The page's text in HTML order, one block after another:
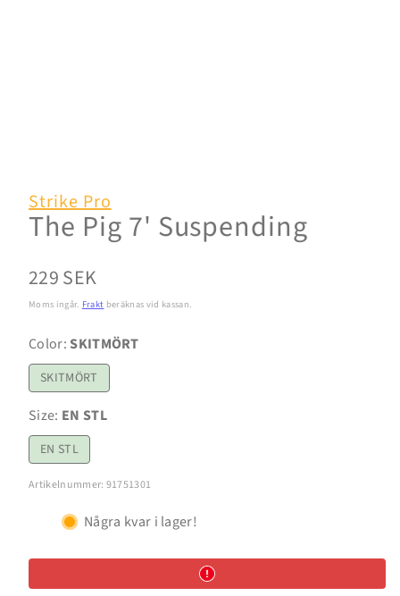
Strike Pro
The Pig 7' Suspending
Normalpris
229 SEK
Moms ingår. Frakt beräknas vid kassan.
Color:SKITMÖRT
SKITMÖRT
Size: EN STL
EN STL
Artikelnummer: 91751301
Några kvar i lager!